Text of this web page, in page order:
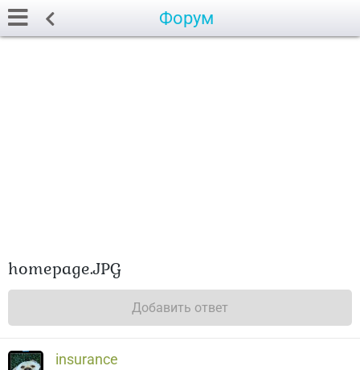
Форум
homepage.JPG
Добавить ответ
insurance